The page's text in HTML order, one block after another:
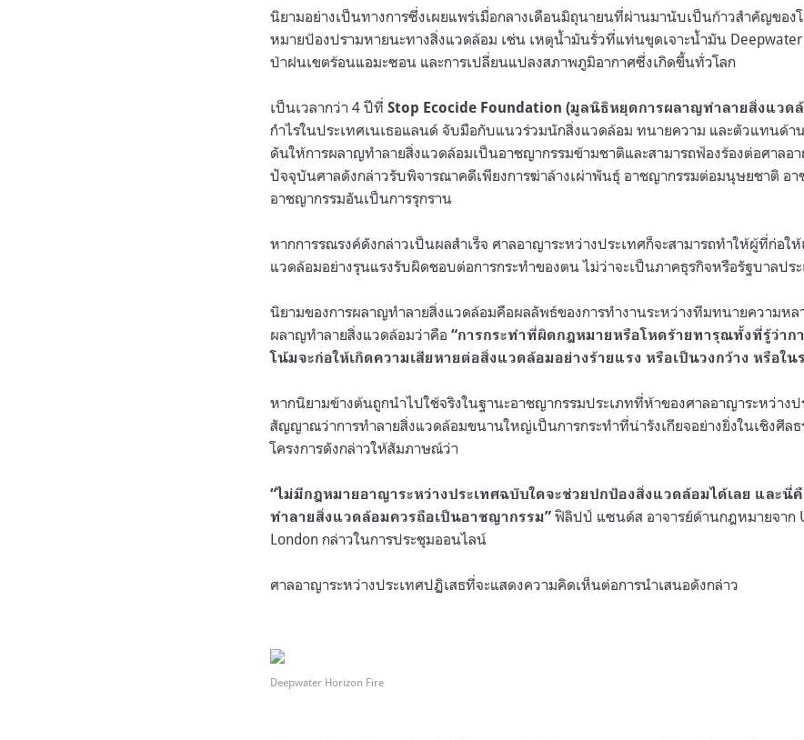
นิยามอย่างเป็นทางการซึ่งเผยแพร่เมื่อกลางเดือนมิถุนายนที่ผ่านมานับเป็นก้าวสำคัญของโ
หมายป้องปรามหายนะทางสิ่งแวดล้อม เช่น เหตุน้ำมันรั่วที่แท่นขุดเจาะน้ำมัน
ป่าฝนเขตร้อนแอมะซอน และการเปลี่ยนแปลงสภาพภูมิอากาศซึ่งเกิดขึ้นทั่วโลก
เป็นเวลากว่า 4 ปีที่ Stop Ecocide Foundation (มูลนิธิหยุดการผลาญทำลายสิ่งแวด
กำไรในประเทศเนเธอแลนด์ จับมือกับแนวร่วมนักสิ่งแวดล้อม ทนายความ และตัวแทนด้
ดันให้การผลาญทำลายสิ่งแวดล้อมเป็นอาชญากรรมข้ามชาติและสามารถฟ้องร้องต่อศาลอ
ปัจจุบันศาลดังกล่าวรับพิจารณาคดีเพียงการฆ่าล้างเผ่าพันธุ์ อาชญากรรมต่อมนุษยชาติ อา
อาชญากรรมอันเป็นการรุกราน
หากการรณรงค์ดังกล่าวเป็นผลสำเร็จ ศาลอาญาระหว่างประเทศก็จะสามารถทำให้ผู้ที่ก่อใ
แวดล้อมอย่างรุนแรงรับผิดชอบต่อการกระทำของตน ไม่ว่าจะเป็นภาคธุรกิจหรือรัฐบาลปร
นิยามของการผลาญทำลายสิ่งแวดล้อมคือผลลัพธ์ของการทำงานระหว่างทีมทนายความห
ผลาญทำลายสิ่งแวดล้อมว่าคือ “การกระทำที่ผิดกฎหมายหรือโหดร้ายทารุณทั้งที่รู้ว่าก
โน้มจะก่อให้เกิดความเสียหายต่อสิ่งแวดล้อมอย่างร้ายแรง หรือเป็นวงกว้าง หรือใน
หากนิยามข้างต้นถูกนำไปใช้จริงในฐานะอาชญากรรมประเภทที่ห้าของศาลอาญาระหว่าง
สัญญาณว่าการทำลายสิ่งแวดล้อมขนานใหญ่เป็นการกระทำที่น่ารังเกียจอย่างยิ่งในเชิงศีล
โครงการดังกล่าวให้สัมภาษณ์ว่า
“ไม่มีกฎหมายอาญาระหว่างประเทศฉบับใดจะช่วยปกป้องสิ่งแวดล้อมได้เลย และนี่
ทำลายสิ่งแวดล้อมควรถือเป็นอาชญากรรม” ฟิลิปป์ แซนด์ส อาจารย์ด้านกฎหมายจาก
London กล่าวในการประชุมออนไลน์
ศาลอาญาระหว่างประเทศปฏิเสธที่จะแสดงความคิดเห็นต่อการนำเสนอดังกล่าว
Deepwater Horizon Fire